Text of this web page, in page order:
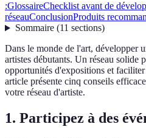
:GlossaireChecklist avant de
réseauConclusionProduits
Sommaire(11 sections)
Dans le monde de l'art, développer
artistes débutants. Un réseau solide
opportunités d'expositions et
article présente cinq conseils
votre réseau d'artiste.
1. Participez à des